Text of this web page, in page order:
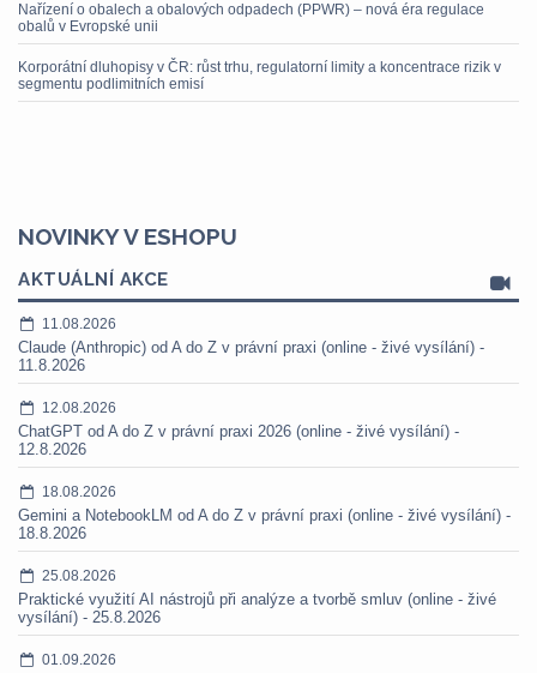
Nařízení o obalech a obalových odpadech (PPWR) – nová éra regulace
obalů v Evropské unii
Korporátní dluhopisy v ČR: růst trhu, regulatorní limity a koncentrace rizik v
segmentu podlimitních emisí
NOVINKY V ESHOPU
AKTUÁLNÍ AKCE
11.08.2026
Claude (Anthropic) od A do Z v právní praxi (online - živé vysílání) -
11.8.2026
12.08.2026
ChatGPT od A do Z v právní praxi 2026 (online - živé vysílání) -
12.8.2026
18.08.2026
Gemini a NotebookLM od A do Z v právní praxi (online - živé vysílání) -
18.8.2026
25.08.2026
Praktické využití AI nástrojů při analýze a tvorbě smluv (online - živé
vysílání) - 25.8.2026
01.09.2026